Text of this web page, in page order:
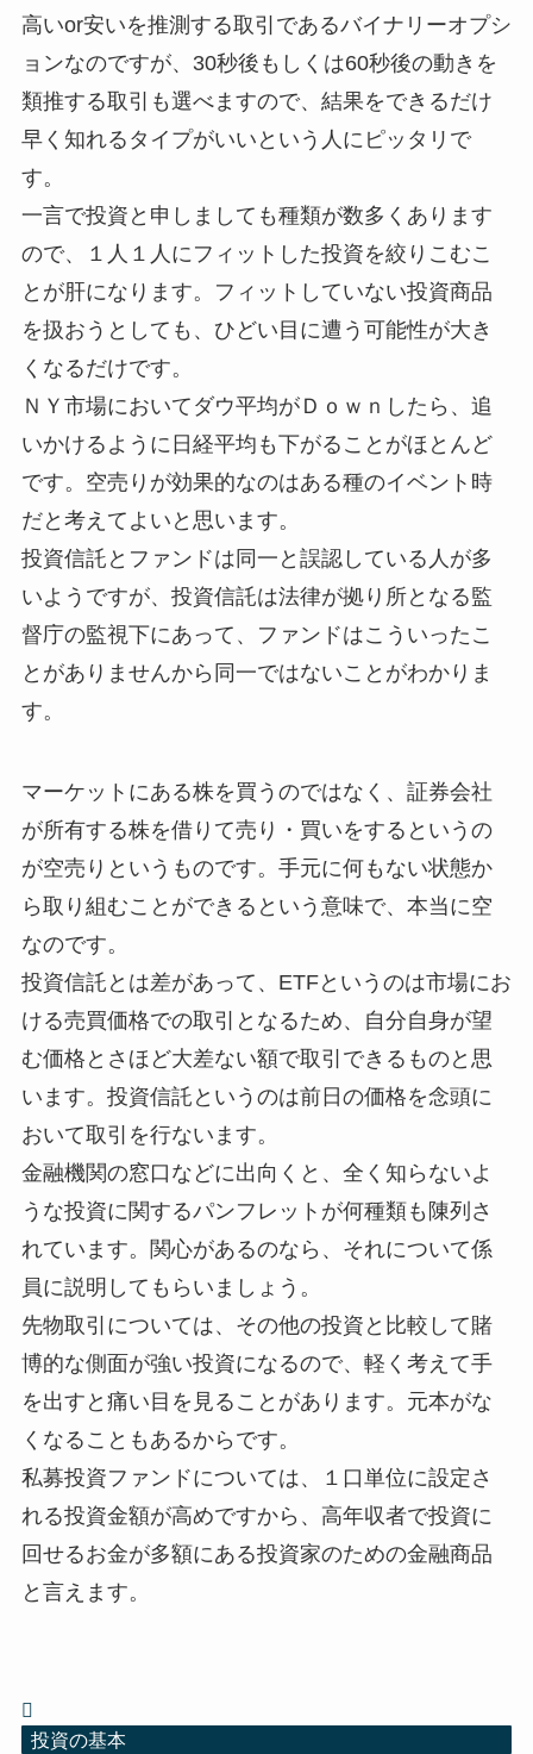
高いor安いを推測する取引であるバイナリーオプシ
ョンなのですが、30秒後もしくは60秒後の動きを
類推する取引も選べますので、結果をできるだけ
早く知れるタイプがいいという人にピッタリで
す。
一言で投資と申しましても種類が数多くあります
ので、１人１人にフィットした投資を絞りこむこ
とが肝になります。フィットしていない投資商品
を扱おうとしても、ひどい目に遭う可能性が大き
くなるだけです。
ＮＹ市場においてダウ平均がＤｏｗｎしたら、追
いかけるように日経平均も下がることがほとんど
です。空売りが効果的なのはある種のイベント時
だと考えてよいと思います。
投資信託とファンドは同一と誤認している人が多
いようですが、投資信託は法律が拠り所となる監
督庁の監視下にあって、ファンドはこういったこ
とがありませんから同一ではないことがわかりま
す。
マーケットにある株を買うのではなく、証券会社
が所有する株を借りて売り・買いをするというの
が空売りというものです。手元に何もない状態か
ら取り組むことができるという意味で、本当に空
なのです。
投資信託とは差があって、ETFというのは市場にお
ける売買価格での取引となるため、自分自身が望
む価格とさほど大差ない額で取引できるものと思
います。投資信託というのは前日の価格を念頭に
おいて取引を行ないます。
金融機関の窓口などに出向くと、全く知らないよ
うな投資に関するパンフレットが何種類も陳列さ
れています。関心があるのなら、それについて係
員に説明してもらいましょう。
先物取引については、その他の投資と比較して賭
博的な側面が強い投資になるので、軽く考えて手
を出すと痛い目を見ることがあります。元本がな
くなることもあるからです。
私募投資ファンドについては、１口単位に設定さ
れる投資金額が高めですから、高年収者で投資に
回せるお金が多額にある投資家のための金融商品
と言えます。
投資の基本